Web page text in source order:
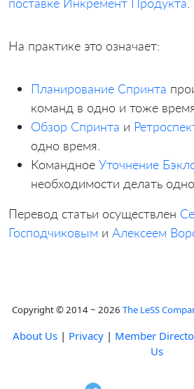
На практике это означает:
Планирование Спринта
команд в одно и тоже время.
Обзор Спринта и
одно время.
Командное Уточнение
необходимости делать
Перевод статьи осуществлен
Господчиковым и Алексеем
Copyright © 2014 ~ 2026 The LeSS
About Us | Privacy | Member
Us